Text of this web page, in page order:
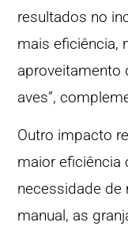
resultados no
mais eficiência,
aproveitamento
aves”,
Outro impacto
maior eficiência
necessidade de
manual, as